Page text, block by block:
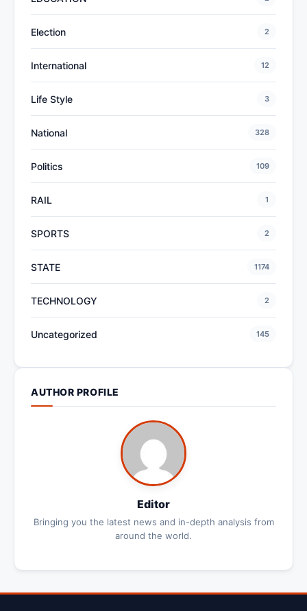
Election 2
International 12
Life Style 3
National 328
Politics 109
RAIL 1
SPORTS 2
STATE 1174
TECHNOLOGY 2
Uncategorized 145
AUTHOR PROFILE
Editor
Bringing you the latest news and in-depth analysis from
around the world.